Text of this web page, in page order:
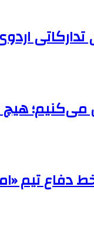
می‌کنیم؛
دفاع تیم